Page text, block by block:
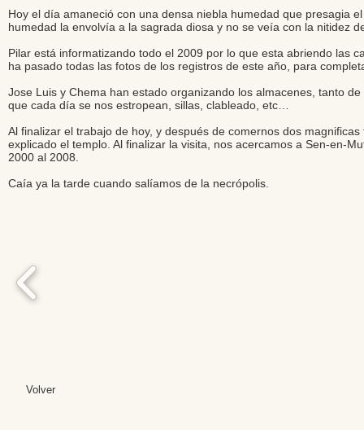
Hoy el día amaneció con una densa niebla humedad que presagia
humedad la envolvía a la sagrada diosa y no se veía con la nitidez
Pilar está informatizando todo el 2009 por lo que esta abriendo las
ha pasado todas las fotos de los registros de este año, para
Jose Luis y Chema han estado organizando los almacenes, tanto
que cada día se nos estropean, sillas, clableado, etc…
Al finalizar el trabajo de hoy, y después de comernos dos
explicado el templo. Al finalizar la visita, nos acercamos a Sen-en-
2000 al 2008.
Caía ya la tarde cuando salíamos de la necrópolis.
Volver